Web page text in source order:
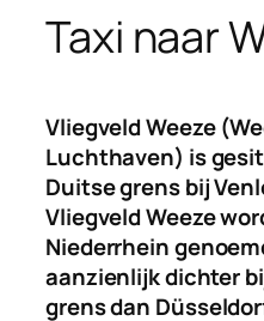
Taxi naar
Vliegveld Weeze
Luchthaven) is
Duitse grens bij
Vliegveld Weeze
Niederrhein
aanzienlijk dichter
grens dan